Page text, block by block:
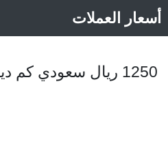
أسعار العملات
1250 ريال سعودي كم دينار كويتي